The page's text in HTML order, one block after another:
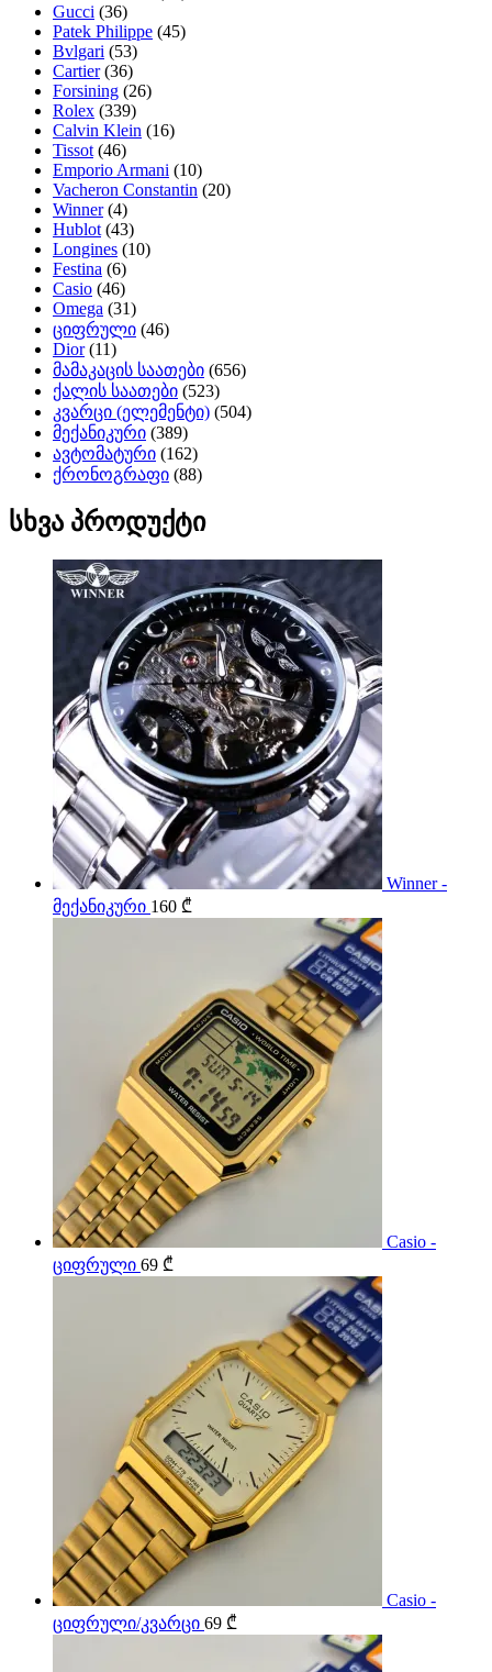
Gucci (36)
Patek Philippe (45)
Bvlgari (53)
Cartier (36)
Forsining (26)
Rolex (339)
Calvin Klein (16)
Tissot (46)
Emporio Armani (10)
Vacheron Constantin (20)
Winner (4)
Hublot (43)
Longines (10)
Festina (6)
Casio (46)
Omega (31)
ციფრული (46)
Dior (11)
მამაკაცის საათები (656)
ქალის საათები (523)
კვარცი (ელემენტი) (504)
მექანიკური (389)
ავტომატური (162)
ქრონოგრაფი (88)
სხვა პროდუქტი
Winner -
მექანიკური 160 ₾
Casio -
ციფრული 69 ₾
Casio -
ციფრული/კვარცი 69 ₾